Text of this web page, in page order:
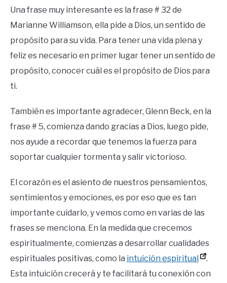
Una frase muy interesante es la frase # 32 de
Marianne Williamson, ella pide a Dios, un sentido de
propósito para su vida. Para tener una vida plena y
feliz es necesario en primer lugar tener un sentido de
propósito, conocer cuál es el propósito de Dios para
ti.
También es importante agradecer, Glenn Beck, en la
frase # 5, comienza dando gracias a Dios, luego pide,
nos ayude a recordar que tenemos la fuerza para
soportar cualquier tormenta y salir victorioso.
El corazón es el asiento de nuestros pensamientos,
sentimientos y emociones, es por eso que es tan
importante cuidarlo, y vemos como en varias de las
frases se menciona. En la medida que crecemos
espiritualmente, comienzas a desarrollar cualidades
espirituales positivas, como la intuición espiritual
.
Esta intuición crecerá y te facilitará tu conexión con